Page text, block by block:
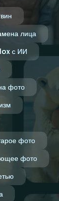
лица
с ИИ
фото
фото
фото